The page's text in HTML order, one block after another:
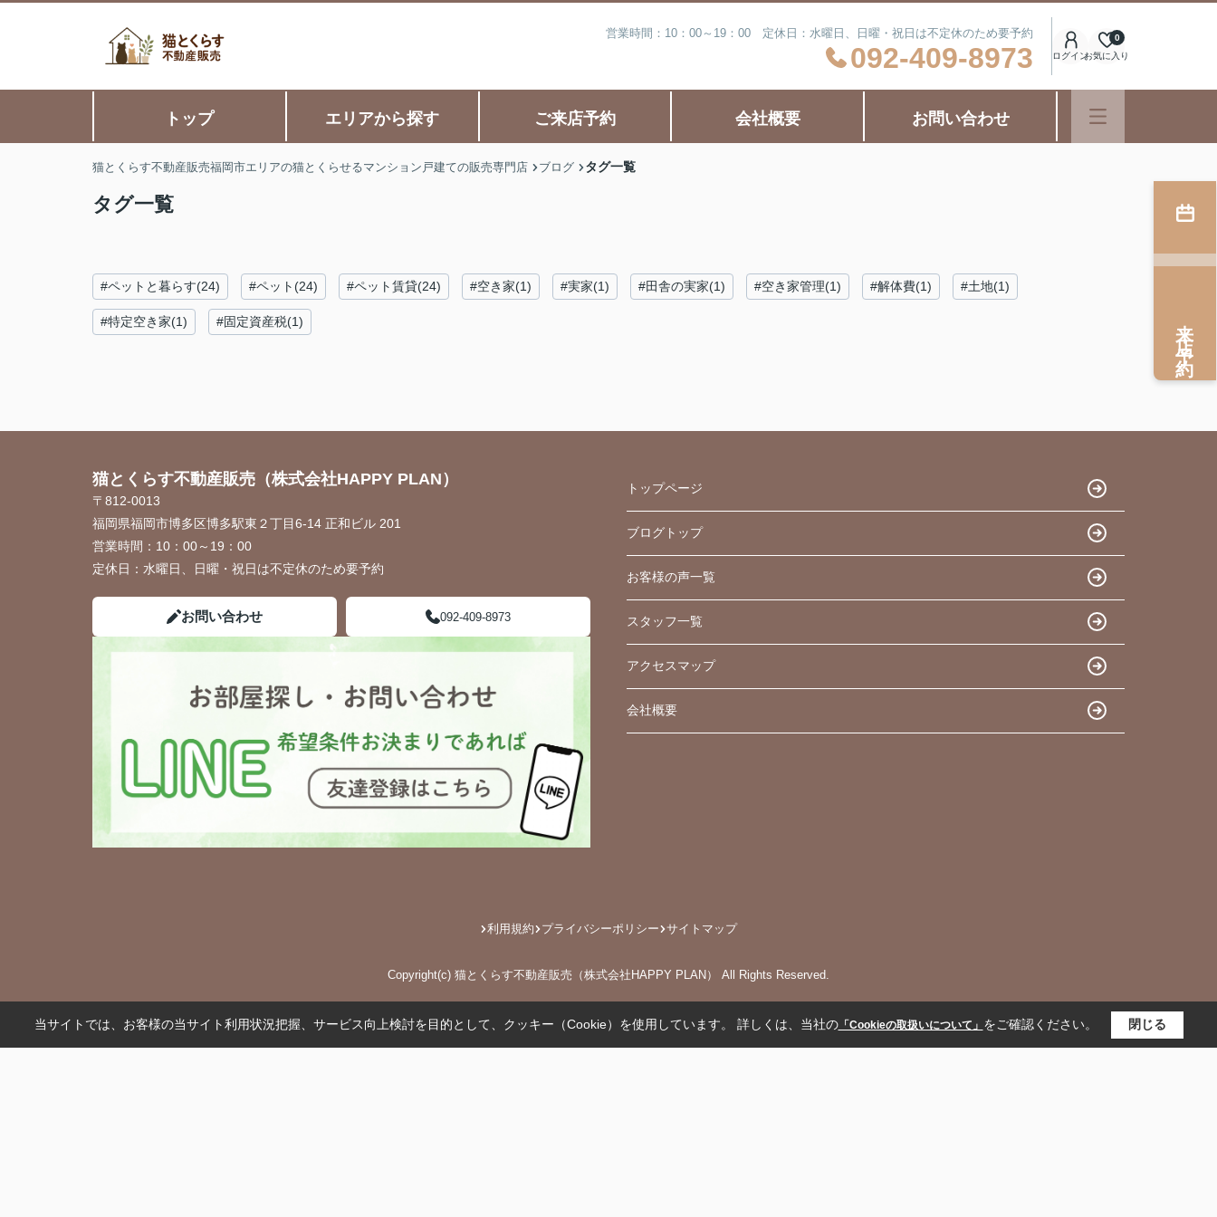
営業時間：10：00～19：00 定休日：水曜日、日曜・祝日は不定休のため要予約
092-409-8973 ログインお気に入り
0
トップ エリアから探す ご来店予約 会社概要 お問い合わせ
猫とくらす不動産販売福岡市エリアの猫とくらせるマンション戸建ての販売専門店 ブログ タグ一覧
タグ一覧
#ペットと暮らす(24) #ペット(24) #ペット賃貸(24) #空き家(1) #実家(1) #田舎の実家(1) #空き家管理(1) #解体費(1) #土地(1)
#特定空き家(1) #固定資産税(1) 来店予約
猫とくらす不動産販売（株式会社HAPPY PLAN）
〒812-0013
福岡県福岡市博多区博多駅東２丁目6-14 正和ビル 201
営業時間： 10：00～19：00
定休日： 水曜日、日曜・祝日は不定休のため要予約
お問い合わせ 092-409-8973
トップページ
ブログトップ
お客様の声一覧
スタッフ一覧
アクセスマップ
会社概要
利用規約 プライバシーポリシー サイトマップ
Copyright(c) 猫とくらす不動産販売（株式会社HAPPY PLAN） All Rights Reserved.
当サイトでは、お客様の当サイト利用状況把握、サービス向上検討を目的として、クッキー（Cookie）を使用しています。 詳しくは、当社の「Cookieの取扱いについて」 をご確認ください。 閉じる